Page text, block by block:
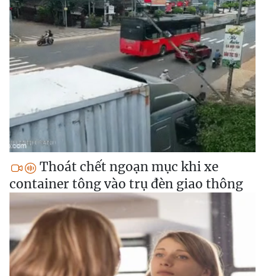
Thoát chết ngoạn mục khi xe
container tông vào trụ đèn giao thông